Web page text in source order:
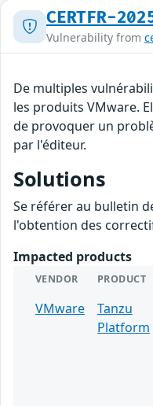
CERTFR-
Vulnerability from
De multiples
les produits VMware.
de provoquer un
par l'éditeur.
Solutions
Se référer au bulletin
l'obtention des
Impacted products
VENDOR PRODUCT
VMware
Tanzu
Platform